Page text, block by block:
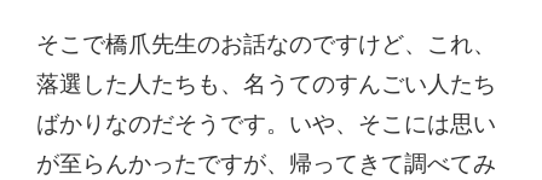
そこで橋爪先生のお話なのですけど、これ、
落選した人たちも、名うてのすんごい人たち
ばかりなのだそうです。いや、そこには思い
が至らんかったですが、帰ってきて調べてみ